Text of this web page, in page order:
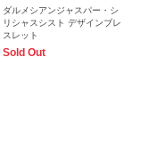
ダルメシアンジャスパー・シ
リシャスシスト デザインブレ
スレット
Sold Out